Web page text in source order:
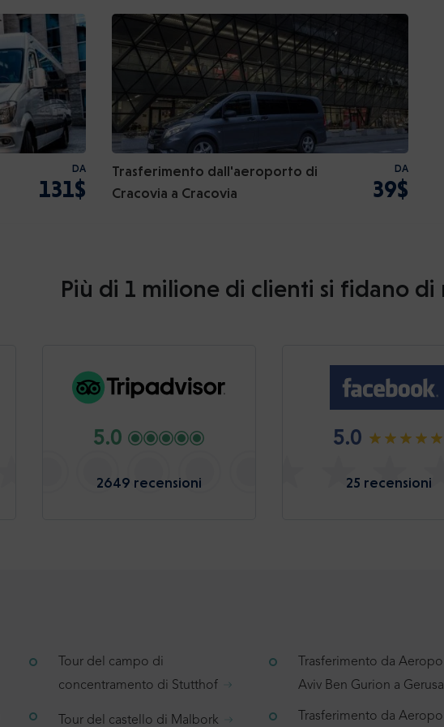
DA
131$
Trasferimento dall'aeroporto di
Cracovia a Cracovia
DA
39$
Più di 1 milione di clienti si fidano di
5.0
2649 recensioni
5.0
25 recensioni
Tour del campo di
concentramento di Stutthof
Tour del castello di Malbork
Trasferimento da
Aviv Ben Gurion a
Trasferimento da